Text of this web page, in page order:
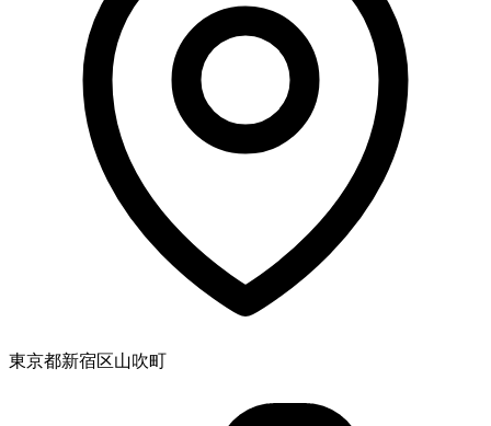
東京都新宿区山吹町